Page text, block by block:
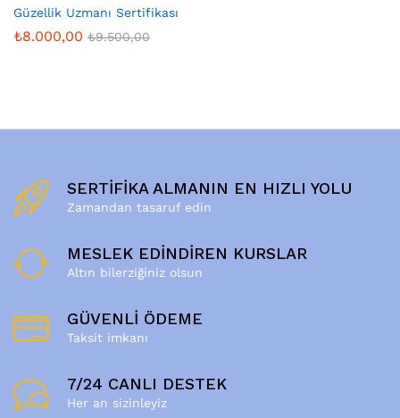
Güzellik Uzmanı Sertifikası
₺8.000,00 ₺9.500,00
SERTİFİKA ALMANIN EN HIZLI YOLU
Zamandan tasaruf edin
MESLEK EDİNDİREN KURSLAR
Altın bilerziğiniz olsun
GÜVENLİ ÖDEME
Taksit imkanı
7/24 CANLI DESTEK
Her an sizinleyiz